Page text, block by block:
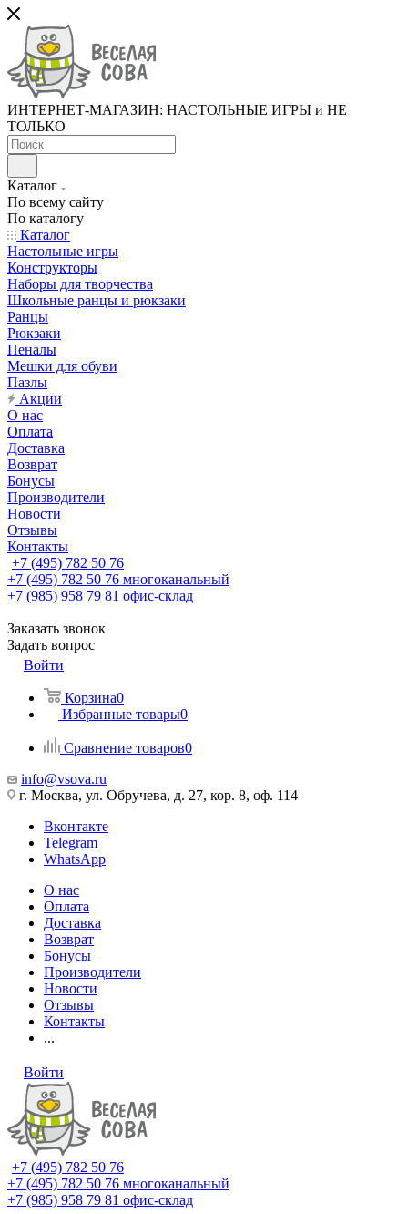
ИНТЕРНЕТ-МАГАЗИН: НАСТОЛЬНЫЕ ИГРЫ и НЕ
ТОЛЬКО
Каталог
По всему сайту
По каталогу
Каталог
Настольные игры
Конструкторы
Наборы для творчества
Школьные ранцы и рюкзаки
Ранцы
Рюкзаки
Пеналы
Мешки для обуви
Пазлы
Акции
О нас
Оплата
Доставка
Возврат
Бонусы
Производители
Новости
Отзывы
Контакты
+7 (495) 782 50 76
+7 (495) 782 50 76 многоканальный
+7 (985) 958 79 81 офис-склад
Заказать звонок
Задать вопрос
Войти
Корзина0
Избранные товары0
Сравнение товаров0
info@vsova.ru
г. Москва, ул. Обручева, д. 27, кор. 8, оф. 114
Вконтакте
Telegram
WhatsApp
О нас
Оплата
Доставка
Возврат
Бонусы
Производители
Новости
Отзывы
Контакты
...
Войти
+7 (495) 782 50 76
+7 (495) 782 50 76 многоканальный
+7 (985) 958 79 81 офис-склад